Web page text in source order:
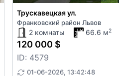
Трускавецкая ул.
Франковский район Львов
2 комнаты 66.6 м2
120 000 $
ID: 4579
01-06-2026, 13:42:48